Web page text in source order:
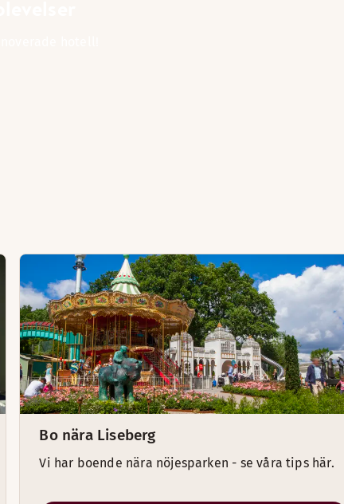
Bo nära Liseberg
Vi har boende nära nöjesparken - se våra tips här.